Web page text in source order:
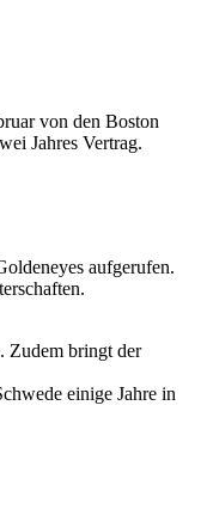
von den Boston
Jahres Vertrag.
aufgerufen.
Zudem bringt der
einige Jahre in